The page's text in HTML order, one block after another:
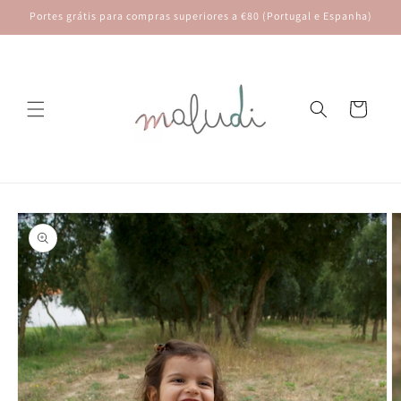
para o
conteúdo
Portes grátis para compras superiores a €80 (Portugal e Espanha)
Carrinho
a
informação
do produto